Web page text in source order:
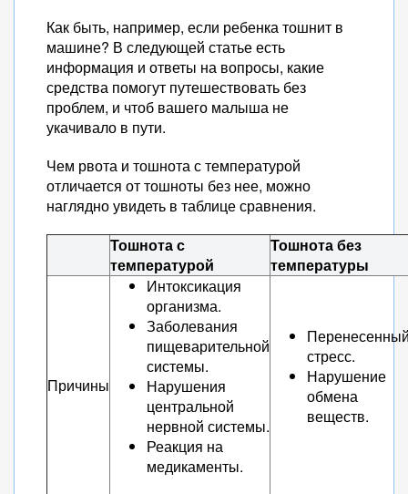
Как быть, например, если ребенка тошнит в
машине? В следующей статье есть
информация и ответы на вопросы, какие
средства помогут путешествовать без
проблем, и чтоб вашего малыша не
укачивало в пути.
Чем рвота и тошнота с температурой
отличается от тошноты без нее, можно
наглядно увидеть в таблице сравнения.
Тошнота с
температурой
Тошнота без
температуры
Причины
Интоксикация
организма.
Заболевания
пищеварительной
системы.
Нарушения
центральной
нервной системы.
Реакция на
медикаменты.
стресс.
Нарушение
обмена
веществ.